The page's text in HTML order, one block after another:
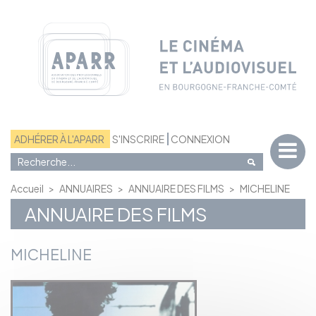
ADHÉRER À L'APARR S'INSCRIRE CONNEXION
Accueil > ANNUAIRES > ANNUAIRE DES FILMS > MICHELINE
ANNUAIRE DES FILMS
MICHELINE